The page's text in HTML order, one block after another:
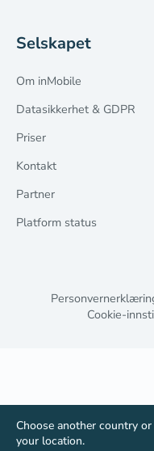
Choose another country
your location.
Selskapet
Om inMobile
Datasikkerhet & GDPR
Priser
Kontakt
Partner
Platform status
Cookie-